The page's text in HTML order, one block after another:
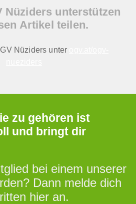
Nüziders unterstützen
Artikel teilen.
Nüziders unter
zu gehören ist
und bringt dir
bei einem unserer
Dann melde dich
hier an.